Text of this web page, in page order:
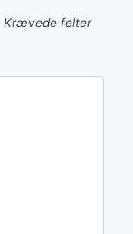
Krævede felter